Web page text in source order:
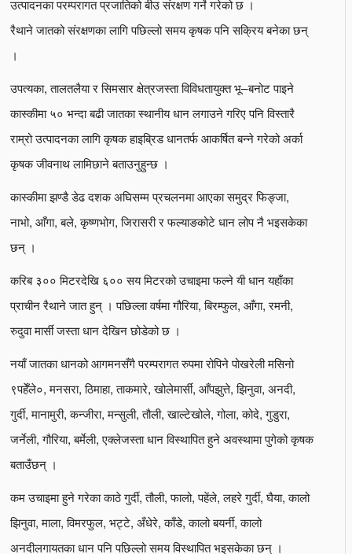
उत्पादनका परम्परागत प्रजातिको बीउ संरक्षण गर्ने गरेको छ ।
रैथाने जातको संरक्षणका लागि पछिल्लो समय कृषक पनि सक्रिय बनेका छन्
।
उपत्यका, तालतलैया र सिमसार क्षेत्रजस्ता विविधतायुक्त भू–बनोट पाइने
कास्कीमा ५० भन्दा बढी जातका स्थानीय धान लगाउने गरिए पनि विस्तारै
राम्रो उत्पादनका लागि कृषक हाइब्रिड धानतर्फ आकर्षित बन्ने गरेको अर्का
कृषक जीवनाथ लामिछाने बताउनुहुन्छ ।
कास्कीमा झण्डै डेढ दशक अघिसम्म प्रचलनमा आएका समुद्र फिङ्जा,
नाभो, आँगा, बले, कृष्णभोग, जिरासरी र फल्याङकोटे धान लोप नै भइसकेका
छन् ।
करिब ३०० मिटरदेखि ६०० सय मिटरको उचाइमा फल्ने यी धान यहाँका
प्राचीन रैथाने जात हुन् । पछिल्ला वर्षमा गौरिया, बिरम्फुल, आँगा, रमनी,
रुदुवा मार्सी जस्ता धान देखिन छोडेको छ ।
नयाँ जातका धानको आगमनसँगै परम्परागत रुपमा रोपिने पोखरेली मसिनो
९पहेँले०, मनसरा, ठिमाहा, ताकमारे, खोलेमार्सी, आँपझुत्ते, झिनुवा, अनदी,
गुर्दी, मानामुरी, कन्जीरा, मन्सुली, तौली, खाल्टेखोले, गोला, कोदे, गुडुरा,
जर्नेली, गौरिया, बर्मेली, एक्लेजस्ता धान विस्थापित हुने अवस्थामा पुगेको कृषक
बताउँछन् ।
कम उचाइमा हुने गरेका काठे गुर्दी, तौली, फालो, पहेंले, लहरे गुर्दी, घैया, कालो
झिनुवा, माला, विमरफुल, भट्टे, अँधेरे, काँडे, कालो बयर्नी, कालो
अनदीलगायतका धान पनि पछिल्लो समय विस्थापित भइसकेका छन् ।